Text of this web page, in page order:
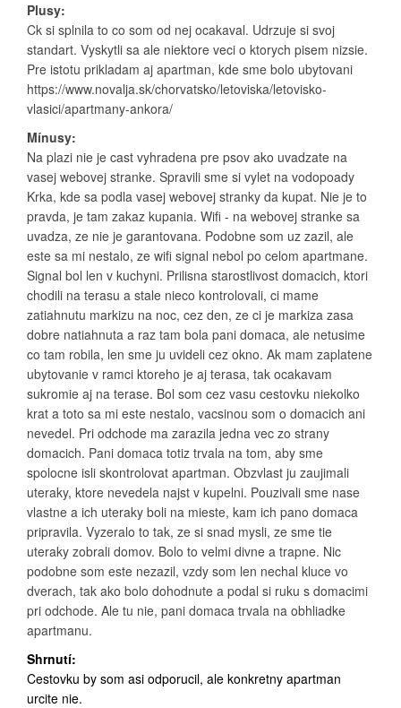
Plusy:
Ck si splnila to co som od nej ocakaval. Udrzuje si svoj
standart. Vyskytli sa ale niektore veci o ktorych pisem nizsie.
Pre istotu prikladam aj apartman, kde sme bolo ubytovani
https://www.novalja.sk/chorvatsko/letoviska/letovisko-
vlasici/apartmany-ankora/
Mínusy:
Na plazi nie je cast vyhradena pre psov ako uvadzate na
vasej webovej stranke. Spravili sme si vylet na vodopoady
Krka, kde sa podla vasej webovej stranky da kupat. Nie je to
pravda, je tam zakaz kupania. Wifi - na webovej stranke sa
uvadza, ze nie je garantovana. Podobne som uz zazil, ale
este sa mi nestalo, ze wifi signal nebol po celom apartmane.
Signal bol len v kuchyni. Prilisna starostlivost domacich, ktori
chodili na terasu a stale nieco kontrolovali, ci mame
zatiahnutu markizu na noc, cez den, ze ci je markiza zasa
dobre natiahnuta a raz tam bola pani domaca, ale netusime
co tam robila, len sme ju uvideli cez okno. Ak mam zaplatene
ubytovanie v ramci ktoreho je aj terasa, tak ocakavam
sukromie aj na terase. Bol som cez vasu cestovku niekolko
krat a toto sa mi este nestalo, vacsinou som o domacich ani
nevedel. Pri odchode ma zarazila jedna vec zo strany
domacich. Pani domaca totiz trvala na tom, aby sme
spolocne isli skontrolovat apartman. Obzvlast ju zaujimali
uteraky, ktore nevedela najst v kupelni. Pouzivali sme nase
vlastne a ich uteraky boli na mieste, kam ich pano domaca
pripravila. Vyzeralo to tak, ze si snad mysli, ze sme tie
uteraky zobrali domov. Bolo to velmi divne a trapne. Nic
podobne som este nezazil, vzdy som len nechal kluce vo
dverach, tak ako bolo dohodnute a podal si ruku s domacimi
pri odchode. Ale tu nie, pani domaca trvala na obhliadke
apartmanu.
Shrnutí:
Cestovku by som asi odporucil, ale konkretny apartman
urcite nie.